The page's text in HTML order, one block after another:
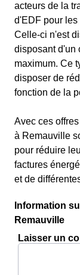
acteurs de la
d'EDF pour
Celle-ci n'est
disposant d'un
maximum. Ce
disposer de
fonction de la
Avec ces
à Remauville
pour réduire
factures
et de
Information
Remauville
Laisser un